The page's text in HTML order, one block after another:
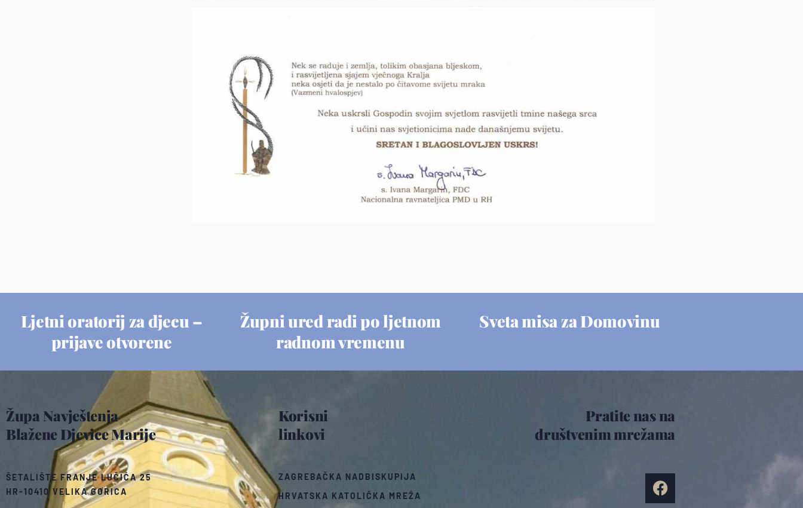
Ljetni oratorij za djecu –
prijave otvorene
Župni ured radi po ljetnom
radnom vremenu
Sveta misa za Domovinu
Župa Navještenja
Blažene Djevice Marije
ŠETALIŠTE FRANJE LUČIĆA 25
HR-10410 VELIKA GORICA
Korisni
linkovi
ZAGREBAČKA NADBISKUPIJA
HRVATSKA KATOLIČKA MREŽA
Pratite nas na
društvenim mrežama